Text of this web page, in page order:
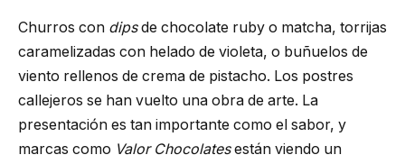
Churros con dipsde chocolate ruby o matcha, torrijas
caramelizadas con helado de violeta, o buñuelos de
viento rellenos de crema de pistacho. Los postres
callejeros se han vuelto una obra de arte. La
presentación es tan importante como el sabor, y
marcas como Valor Chocolatesestán viendo un